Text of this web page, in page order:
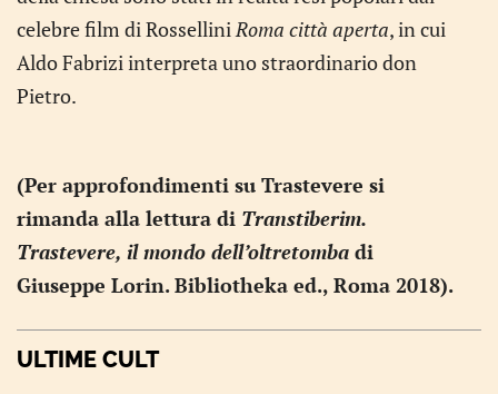
celebre film di RosselliniRoma città aperta, in cui
Aldo Fabrizi interpreta uno straordinario don
Pietro.
(Per approfondimenti su Trastevere si
rimanda alla lettura di Transtiberim.
Trastevere, il mondo dell’oltretomba di
Giuseppe Lorin. Bibliotheka ed., Roma 2018).
ULTIME CULT